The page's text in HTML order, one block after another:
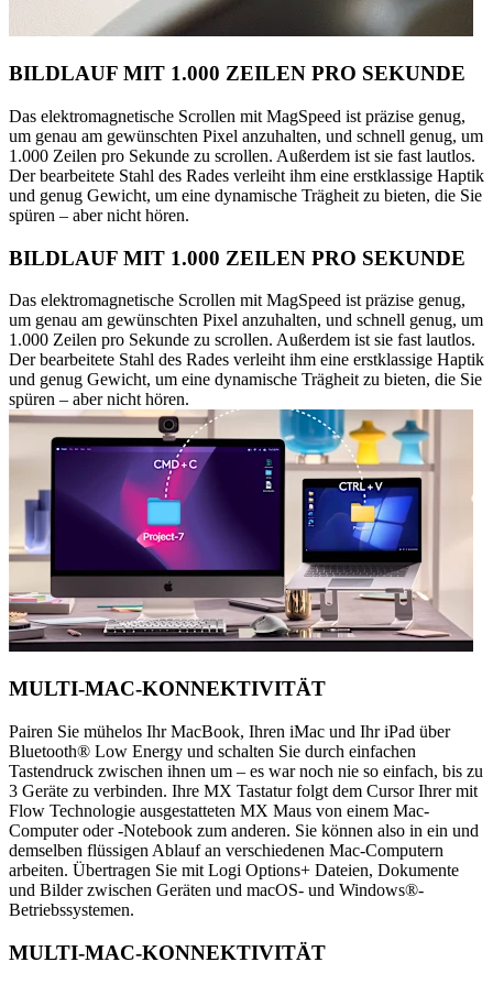
BILDLAUF MIT 1.000 ZEILEN PRO SEKUNDE
Das elektromagnetische Scrollen mit MagSpeed ist präzise genug,
um genau am gewünschten Pixel anzuhalten, und schnell genug, um
1.000 Zeilen pro Sekunde zu scrollen. Außerdem ist sie fast lautlos.
Der bearbeitete Stahl des Rades verleiht ihm eine erstklassige Haptik
und genug Gewicht, um eine dynamische Trägheit zu bieten, die Sie
spüren – aber nicht hören.
BILDLAUF MIT 1.000 ZEILEN PRO SEKUNDE
Das elektromagnetische Scrollen mit MagSpeed ist präzise genug,
um genau am gewünschten Pixel anzuhalten, und schnell genug, um
1.000 Zeilen pro Sekunde zu scrollen. Außerdem ist sie fast lautlos.
Der bearbeitete Stahl des Rades verleiht ihm eine erstklassige Haptik
und genug Gewicht, um eine dynamische Trägheit zu bieten, die Sie
spüren – aber nicht hören.
MULTI-MAC-KONNEKTIVITÄT
Pairen Sie mühelos Ihr MacBook, Ihren iMac und Ihr iPad über
Bluetooth® Low Energy und schalten Sie durch einfachen
Tastendruck zwischen ihnen um – es war noch nie so einfach, bis zu
3 Geräte zu verbinden. Ihre MX Tastatur folgt dem Cursor Ihrer mit
Flow Technologie ausgestatteten MX Maus von einem Mac-
Computer oder -Notebook zum anderen. Sie können also in ein und
demselben flüssigen Ablauf an verschiedenen Mac-Computern
arbeiten. Übertragen Sie mit Logi Options+ Dateien, Dokumente
und Bilder zwischen Geräten und macOS- und Windows®-
Betriebssystemen.
MULTI-MAC-KONNEKTIVITÄT